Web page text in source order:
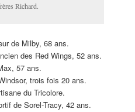
Richard.
de Milby, 68 ans.
des Red Wings, 52 ans.
57 ans.
trois fois 20 ans.
du Tricolore.
de Sorel-Tracy, 42 ans.